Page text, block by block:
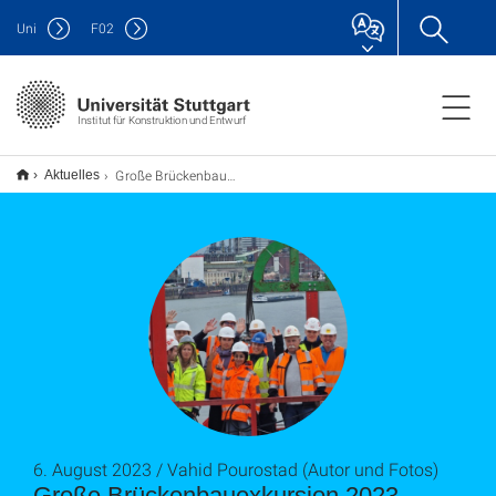
Institut für Konstruktion und Entwurf
Uni F02
Aktuelles Große Brückenbauexkursion 2023
6. August 2023 / Vahid Pourostad (Autor und Fotos)